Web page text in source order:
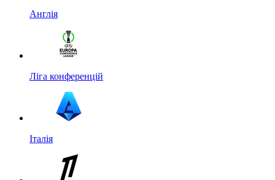
Англія
Ліга конференцій
Італія